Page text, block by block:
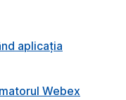
aplicația
Webex